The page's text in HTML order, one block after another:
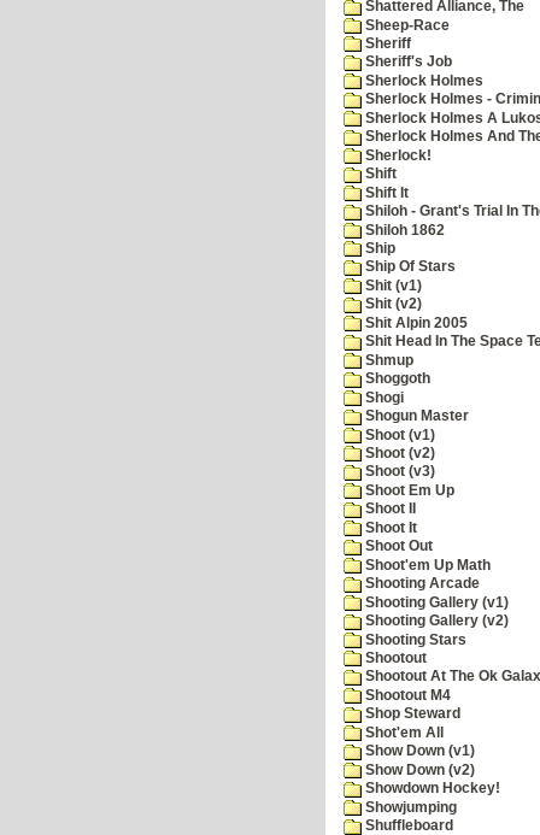
Shattered Alliance, The
Sheep-Race
Sheriff
Sheriff's Job
Sherlock Holmes
Sherlock Holmes -
Sherlock Holmes A
Sherlock Holmes And
Sherlock!
Shift
Shift It
Shiloh - Grant's Trial In
Shiloh 1862
Ship
Ship Of Stars
Shit (v1)
Shit (v2)
Shit Alpin 2005
Shit Head In The Space
Shmup
Shoggoth
Shogi
Shogun Master
Shoot (v1)
Shoot (v2)
Shoot (v3)
Shoot Em Up
Shoot II
Shoot It
Shoot Out
Shoot'em Up Math
Shooting Arcade
Shooting Gallery (v1)
Shooting Gallery (v2)
Shooting Stars
Shootout
Shootout At The Ok
Shootout M4
Shop Steward
Shot'em All
Show Down (v1)
Show Down (v2)
Showdown Hockey!
Showjumping
Shuffleboard